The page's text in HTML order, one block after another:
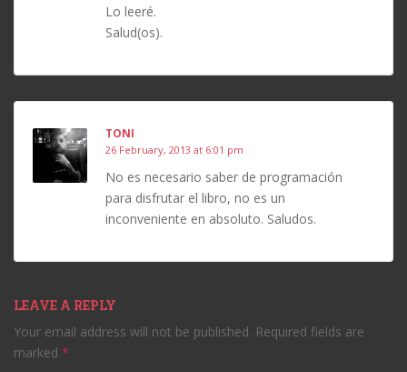
Lo leeré.
Salud(os).
TONI
26 February, 2013 at 6:01 pm
No es necesario saber de programación
para disfrutar el libro, no es un
inconveniente en absoluto. Saludos.
LEAVE A REPLY
Your email address will not be published. Required fields are
marked *